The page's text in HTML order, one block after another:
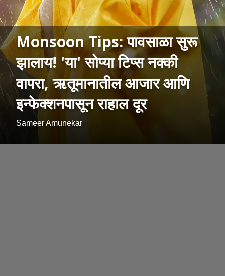
Monsoon Tips: पावसाळा सुरू
झालाय! 'या' सोप्या टिप्स नक्की
वापरा, ऋतूमानातील आजार आणि
इन्फेक्शनपासून राहाल दूर
Sameer Amunekar